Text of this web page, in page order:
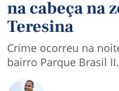
na cabeça na
Teresina
Crime ocorreu na
bairro Parque Brasil II.